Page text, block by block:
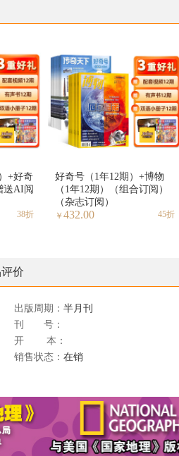
+好奇
送AI阅
38折
好奇号（1年12期）+博物
（1年12期）（组合订阅）
（杂志订阅）
￥ 432.00 45折
价
出版周期： 半月刊
刊 号：
开 本：
销售状态： 在销